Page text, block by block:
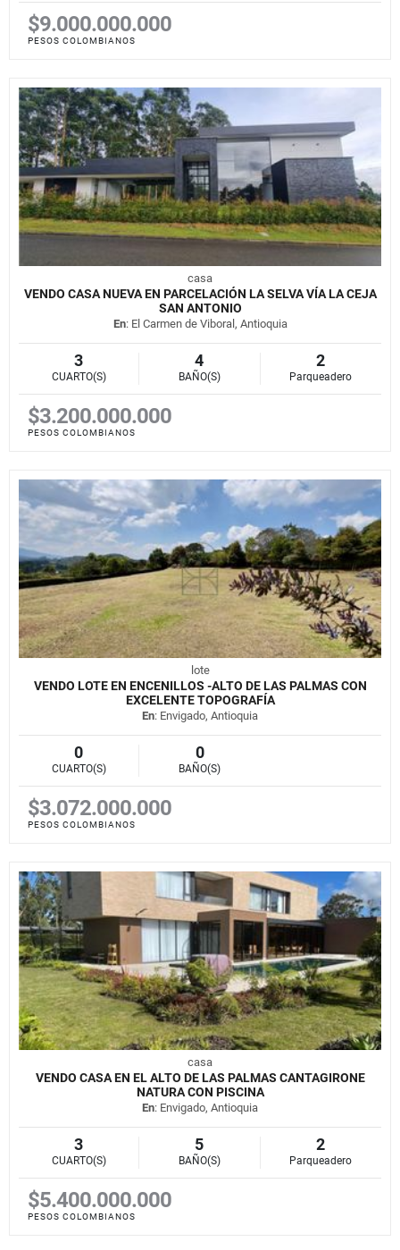
$9.000.000.000
PESOS COLOMBIANOS
casa
VENDO CASA NUEVA EN PARCELACIÓN LA SELVA VÍA LA CEJA
SAN ANTONIO
En: El Carmen de Viboral, Antioquia
3
CUARTO(S)
4
BAÑO(S)
2
Parqueadero
$3.200.000.000
PESOS COLOMBIANOS
lote
VENDO LOTE EN ENCENILLOS -ALTO DE LAS PALMAS CON
EXCELENTE TOPOGRAFÍA
En: Envigado, Antioquia
0
CUARTO(S)
0
BAÑO(S)
$3.072.000.000
PESOS COLOMBIANOS
casa
VENDO CASA EN EL ALTO DE LAS PALMAS CANTAGIRONE
NATURA CON PISCINA
En: Envigado, Antioquia
3
CUARTO(S)
5
BAÑO(S)
2
Parqueadero
$5.400.000.000
PESOS COLOMBIANOS